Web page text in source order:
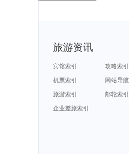
旅游资讯
宾馆索引
攻略索引
机票索引
网站导航
旅游索引
邮轮索引
企业差旅索引